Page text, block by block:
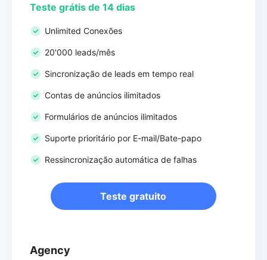
Teste grátis de 14 dias
Unlimited Conexões
20'000 leads/mês
Sincronização de leads em tempo real
Contas de anúncios ilimitados
Formulários de anúncios ilimitados
Suporte prioritário por E-mail/Bate-papo
Ressincronização automática de falhas
Teste gratuito
Agency